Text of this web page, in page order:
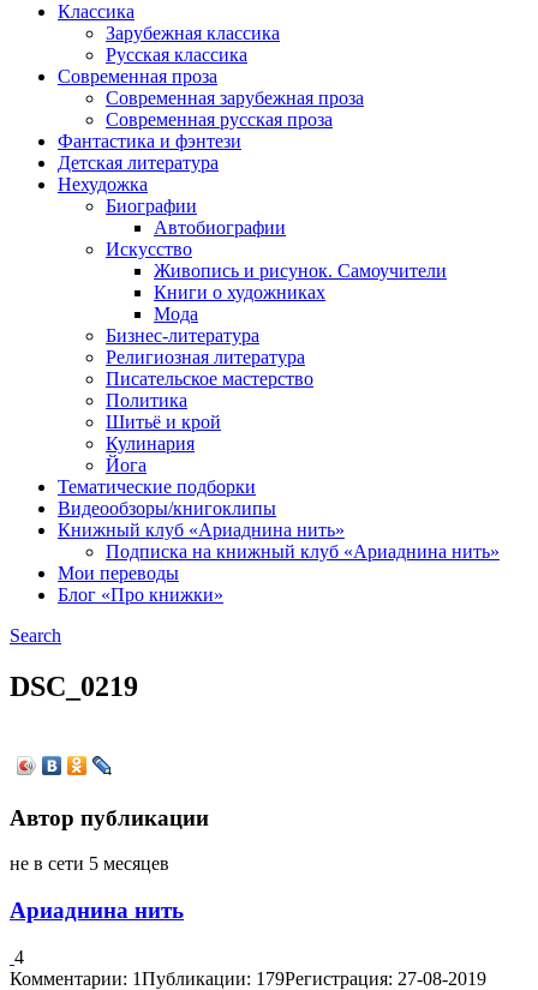
Классика
Зарубежная классика
Русская классика
Современная проза
Современная зарубежная проза
Современная русская проза
Фантастика и фэнтези
Детская литература
Нехудожка
Биографии
Автобиографии
Искусство
Живопись и рисунок. Самоучители
Книги о художниках
Мода
Бизнес-литература
Религиозная литература
Писательское мастерство
Политика
Шитьё и крой
Кулинария
Йога
Тематические подборки
Видеообзоры/книгоклипы
Книжный клуб «Ариаднина нить»
Подписка на книжный клуб «Ариаднина нить»
Мои переводы
Блог «Про книжки»
Search
DSC_0219
Автор публикации
не в сети 5 месяцев
Ариаднина нить
4
Комментарии: 1Публикации: 179Регистрация: 27-08-2019